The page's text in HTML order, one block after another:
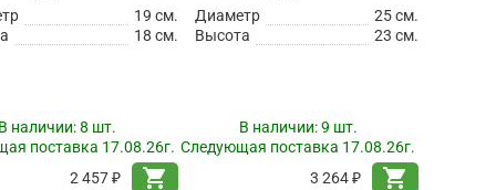
19 см.
18 см.
наличии:8 шт.
поставка 17.08.26г.
2 457 ₽
shopping_cart
Диаметр
25 см.
Высота
23 см.
В наличии:9 шт.
Следующая поставка 17.08.26г.
3 264 ₽
shopping_cart